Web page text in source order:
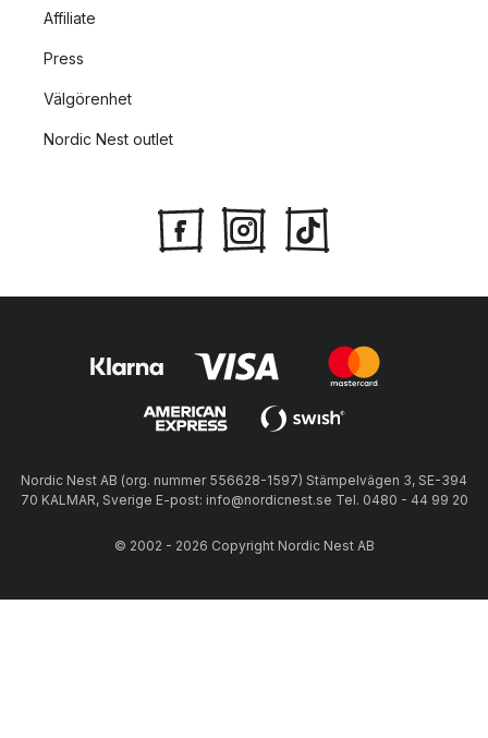
Affiliate
Press
Välgörenhet
Nordic Nest outlet
Nordic Nest AB (org. nummer 556628-1597) Stämpelvägen 3, SE-394
70 KALMAR, Sverige E-post: info@nordicnest.se Tel. 0480 - 44 99 20
© 2002 - 2026 Copyright Nordic Nest AB